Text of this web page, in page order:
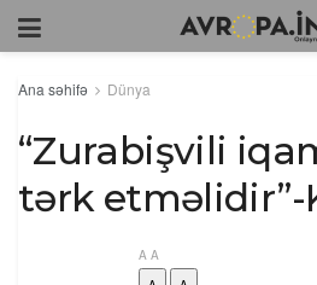
Ana səhifə Dünya
“Zurabişvili
tərk etməlidir”-
A A